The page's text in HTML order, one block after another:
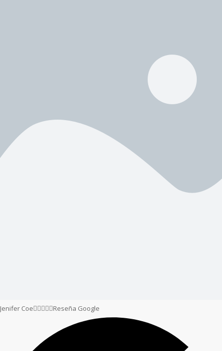
Jenifer CoeReseña Google